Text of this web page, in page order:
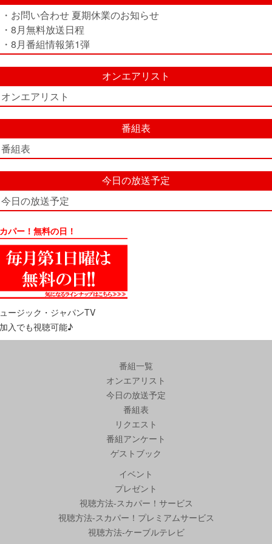
・お問い合わせ 夏期休業のお知らせ
・8月無料放送日程
・8月番組情報第1弾
オンエアリスト
オンエアリスト
番組表
番組表
今日の放送予定
今日の放送予定
パー！無料の日！
ージック・ジャパンTV
入でも視聴可能♪
番組一覧
オンエアリスト
今日の放送予定
番組表
リクエスト
番組アンケート
ゲストブック
イベント
プレゼント
視聴方法-スカパー！サービス
視聴方法-スカパー！プレミアムサービス
視聴方法-ケーブルテレビ